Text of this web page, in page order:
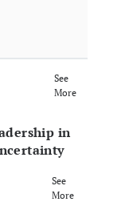
See
More
in
See
More